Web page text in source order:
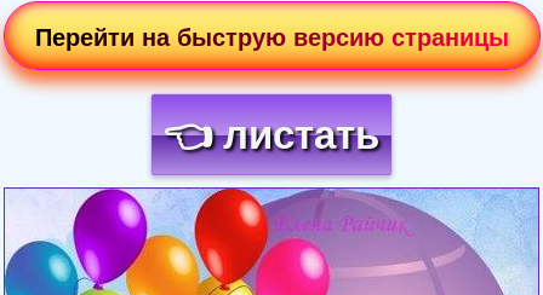
Перейти на быструю версию страницы
👈 листать
Загрузка картинки...